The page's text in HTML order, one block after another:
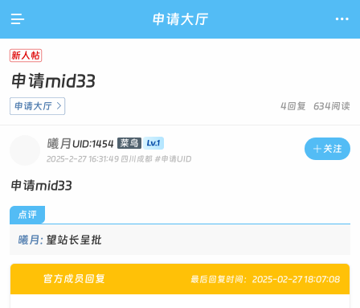
 申请大厅 
新人帖
申请mid33
4回复 634阅读
申请大厅 
 关注
曦月UID:1454 菜鸟
2025-2-27 16:31:49 四川成都 #申请UID
申请mid33
点评
曦月: 望站长呈批
最后回复时间：2025-02-27 18:07:08
官方成员回复